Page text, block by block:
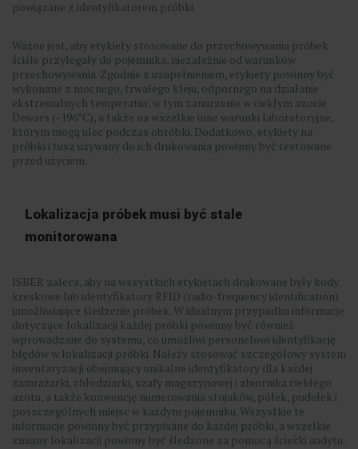
powiązane z identyfikatorem próbki.
Ważne jest, aby etykiety stosowane do przechowywania próbek
ściśle przylegały do pojemnika, niezależnie od warunków
przechowywania. Zgodnie z uzupełnieniem, etykiety powinny być
wykonane z mocnego, trwałego kleju, odpornego na działanie
ekstremalnych temperatur, w tym zanurzenie w ciekłym azocie
Dewars (-196°C), a także na wszelkie inne warunki laboratoryjne,
którym mogą ulec podczas obróbki. Dodatkowo, etykiety na
próbki i tusz używany do ich drukowania powinny być testowane
przed użyciem.
Lokalizacja próbek musi być stale
monitorowana
ISBER zaleca, aby na wszystkich etykietach drukowane były kody
kreskowe lub identyfikatory RFID (radio-frequency identification)
umożliwiające śledzenie próbek. W idealnym przypadku informacje
dotyczące lokalizacji każdej próbki powinny być również
wprowadzane do systemu, co umożliwi personelowi identyfikację
błędów w lokalizacji próbki. Należy stosować szczegółowy system
inwentaryzacji obejmujący unikalne identyfikatory dla każdej
zamrażarki, chłodziarki, szafy magazynowej i zbiornika ciekłego
azotu, a także konwencję numerowania stojaków, półek, pudełek i
poszczególnych miejsc w każdym pojemniku. Wszystkie te
informacje powinny być przypisane do każdej próbki, a wszelkie
zmiany lokalizacji powinny być śledzone za pomocą ścieżki audytu.